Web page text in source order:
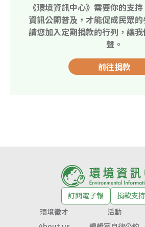
《環境資訊中心》需要你的支
資訊公開普及，才能促成民眾
請您加入定期捐款的行列，讓
聲。
前往捐款
訂閱電子報
捐款支持
環境徵才
活動